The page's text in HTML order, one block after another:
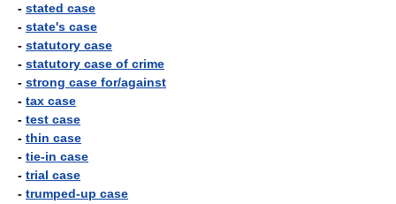
- stated case
- state's case
- statutory case
- statutory case of crime
- strong case for/against
- tax case
- test case
- thin case
- tie-in case
- trial case
- trumped-up case